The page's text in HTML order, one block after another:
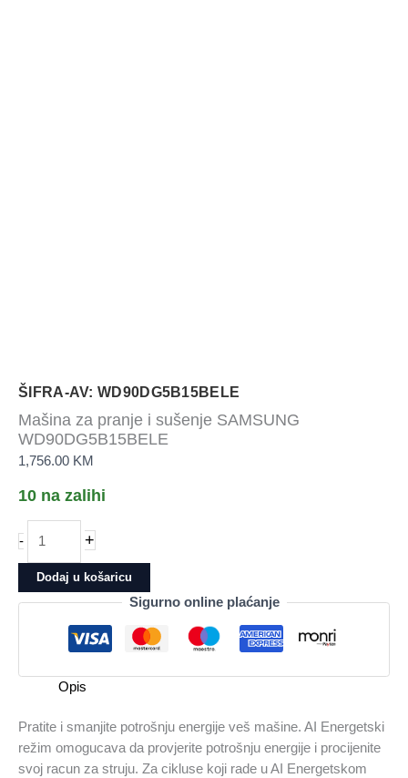
ŠIFRA-AV: WD90DG5B15BELE
Mašina za pranje i sušenje SAMSUNG
WD90DG5B15BELE
1,756.00 KM
10 na zalihi
-
za
pranje
i
SAMSUNG
WD90DG5B15BELE
količina
+
Dodaj u košaricu
Sigurno online plaćanje
Opis
Pratite i smanjite potrošnju energije veš mašine. AI Energetski
režim omogucava da provjerite potrošnju energije i procijenite
svoj racun za struju. Za cikluse koji rade u AI Energetskom